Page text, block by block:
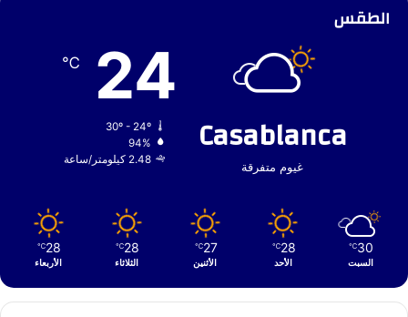
الطقس
Casablanca
غيوم متفرقة
24
℃
30º - 24º
94%
2.48 كيلومتر/ساعة
30
℃
السبت
28
℃
الأحد
27
℃
الأثنين
28
℃
الثلاثاء
28
℃
الأربعاء